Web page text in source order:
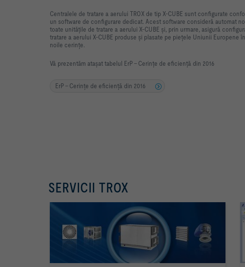
Centralele de tratare a aerului TROX de tip X-CUBE sunt configurate
un software de configurare dedicat. Acest software consideră automat
toate unitățile de tratare a aerului X-CUBE și, prin urmare, asigură
tratare a aerului X-CUBE produse și plasate pe piețele Uniunii Europene
noile cerințe.
Vă prezentăm atașat tabelul ErP - Cerințe de eficiență din 2016
ErP - Cerințe de eficiență din 2016
SERVICII TROX